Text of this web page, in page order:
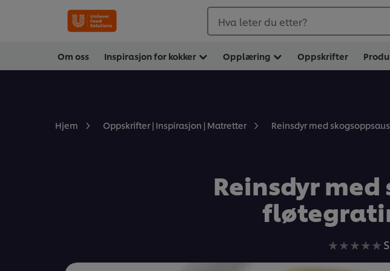
Hva leter du etter?
Om oss Inspirasjon for kokker Opplæring Oppskrifter
Hjem Oppskrifter | Inspirasjon | Matretter Reinsdyr med
Reinsdyr